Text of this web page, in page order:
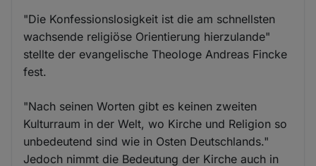
"Die Konfessionslosigkeit ist die am schnellsten
wachsende religiöse Orientierung hierzulande"
stellte der evangelische Theologe Andreas Fincke
fest.
"Nach seinen Worten gibt es keinen zweiten
Kulturraum in der Welt, wo Kirche und Religion so
unbedeutend sind wie in Osten Deutschlands."
Jedoch nimmt die Bedeutung der Kirche auch in